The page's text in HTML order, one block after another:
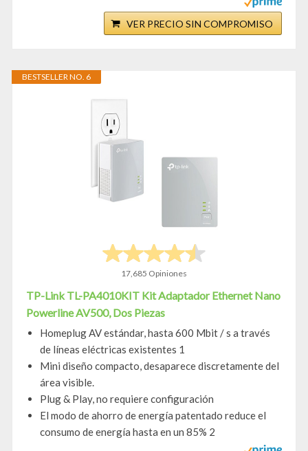
VER PRECIO SIN COMPROMISO
BESTSELLER NO. 6
17,685 Opiniones
TP-Link TL-PA4010KIT Kit Adaptador Ethernet Nano
Powerline AV500, Dos Piezas
Homeplug AV estándar, hasta 600 Mbit / s a través
de líneas eléctricas existentes 1
Mini diseño compacto, desaparece discretamente del
área visible.
Plug & Play, no requiere configuración
El modo de ahorro de energía patentado reduce el
consumo de energía hasta en un 85% 2